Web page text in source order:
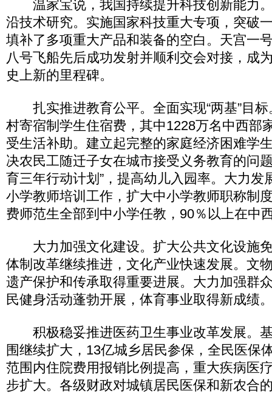
温家宝说，我国持续提升科技创新能力
沿技术研究。实施国家科技重大专项，突破
填补了多项重大产品和装备的空白。天宫一
八号飞船先后成功发射并顺利交会对接，成
史上新的里程碑。
扎实推进教育公平。全面实现“两基”目标
村寄宿制学生住宿费，其中1228万名中西部
受生活补助。建立起完整的家庭经济困难学
决农民工随迁子女在城市接受义务教育的问
育三年行动计划”，提高幼儿入园率。大力发
小学教师培训工作，扩大中小学教师职称制
费师范生全部到中小学任教，90％以上在中
大力加强文化建设。扩大公共文化设施
体制改革继续推进，文化产业快速发展。文
遗产保护和传承取得重要进展。大力加强群
民健身活动蓬勃开展，体育事业取得新成绩
积极稳妥推进医药卫生事业改革发展。
围继续扩大，13亿城乡居民参保，全民医保
范围内住院费用报销比例提高，重大疾病医
步扩大。各级财政对城镇居民医保和新农合